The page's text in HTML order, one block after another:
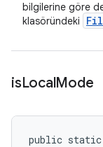
bilgilerine göre
klasöründeki
isLocalMode
public static